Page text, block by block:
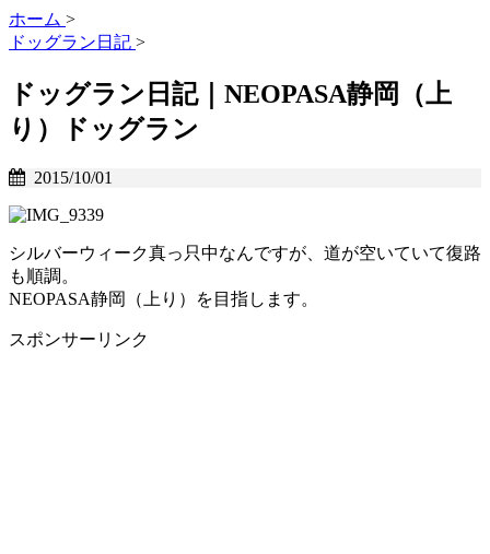
ホーム >
ドッグラン日記 >
ドッグラン日記｜NEOPASA静岡（上
り）ドッグラン
2015/10/01
シルバーウィーク真っ只中なんですが、道が空いていて復路
も順調。
NEOPASA静岡（上り）を目指します。
スポンサーリンク